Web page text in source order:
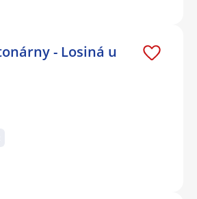
- Losiná u